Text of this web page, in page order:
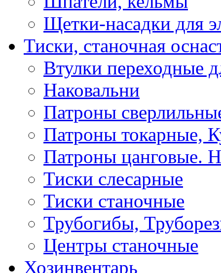
Щетки-насадки для
Тиски, станочная
Втулки переходные
Наковальни
Патроны
Патроны токарные,
Патроны цанговые.
Тиски слесарные
Тиски станочные
Трубогибы,
Центры станочные
Хозинвентарь